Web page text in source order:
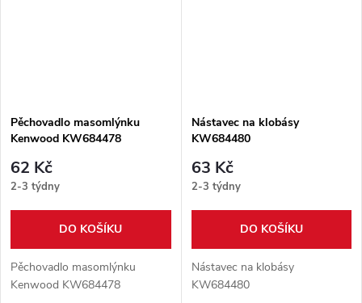
Pěchovadlo masomlýnku
Kenwood KW684478
62 Kč
2-3 týdny
DO KOŠÍKU
Pěchovadlo masomlýnku
Kenwood KW684478
Nástavec na klobásy
KW684480
63 Kč
2-3 týdny
DO KOŠÍKU
Nástavec na klobásy
KW684480